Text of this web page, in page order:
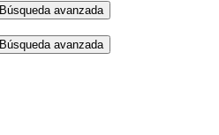
Búsqueda avanzada
Búsqueda avanzada